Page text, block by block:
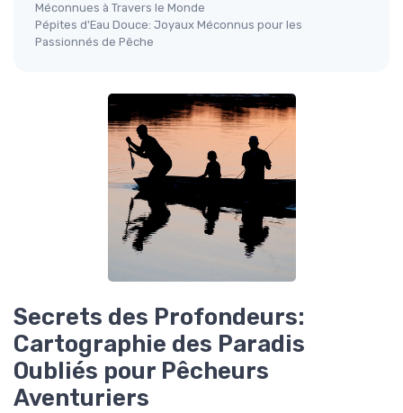
Méconnues à Travers le Monde
Pépites d'Eau Douce: Joyaux Méconnus pour les
Passionnés de Pêche
Secrets des Profondeurs:
Cartographie des Paradis
Oubliés pour Pêcheurs
Aventuriers